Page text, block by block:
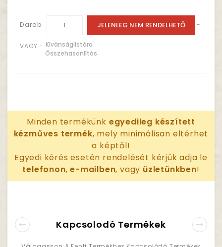
Darab JELENLEG NEM RENDELHETŐ -
VAGY - Kívánságlistára
Összehasonlítás
Minden termékünk egyedileg készített
kézműves termék, mely minimálisan eltérhet
a képtől!
Egyedi kérés esetén rendelését kérjük adja le
telefonon,e-mailben, vagy üzletünkben!
Kapcsolodó Termékek